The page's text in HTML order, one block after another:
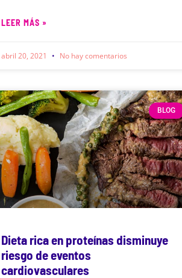
LEER MÁS »
abril 20, 2021 No hay comentarios
BLOG
Dieta rica en proteínas disminuye
riesgo de eventos
cardiovasculares